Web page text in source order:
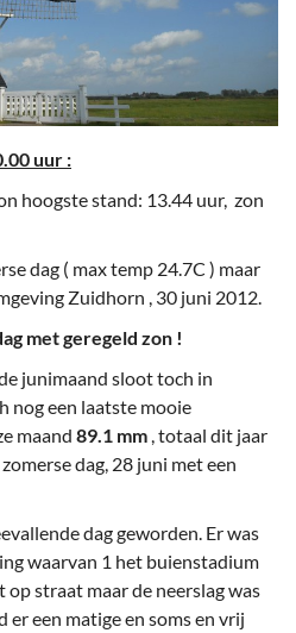
uur :
hoogste stand: 13.44 uur, zon
dag ( max temp 24.7C ) maar
Zuidhorn , 30 juni 2012.
geregeld zon !
junimaand sloot toch in
nog een laatste mooie
maand 89.1 mm , totaal dit jaar
dag, 28 juni met een
dag geworden. Er was
waarvan 1 het buienstadium
straat maar de neerslag was
er een matige en soms en vrij